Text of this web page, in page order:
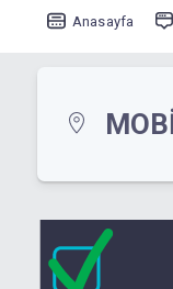
Anasayfa